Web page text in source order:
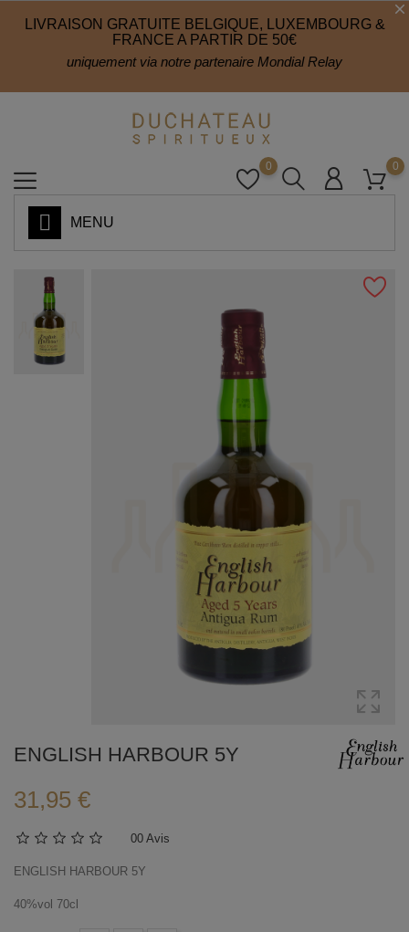
LIVRAISON GRATUITE BELGIQUE, LUXEMBOURG &
FRANCE A PARTIR DE 50€
uniquement via notre partenaire Mondial Relay
0
0
MENU
ENGLISH HARBOUR 5Y
31,95 €
00 Avis
ENGLISH HARBOUR 5Y
40%vol 70cl